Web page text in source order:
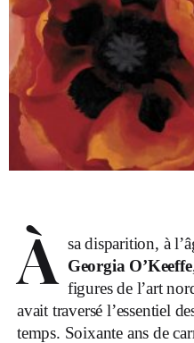
À sa disparition, à
Georgia O’Keeffe
figures de l’art
avait traversé l’essentiel
temps. Soixante ans de